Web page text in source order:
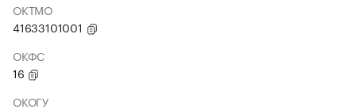
ОКТМО
41633101001
ОКФС
16
ОКОГУ